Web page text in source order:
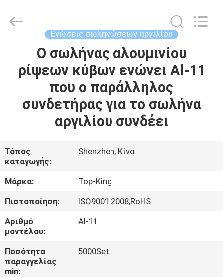
ΠΡΟΪΌΝΤΑ
ΣΧΕΤΙΚΆ
ΕΜΆΣ
ΕΠΙΣΚΈΨΕΙΣ
ΣΤΟ
ΕΡΓΟΣΤΆΣΙΟ
ΈΛΕΓΧΟΣ
ΠΟΙΌΤΗΤΑΣ
Ενώσεις σωληνώσεων αργιλίου
Ο σωλήνας αλουμινίου
ρίψεων κύβων ενώνει Al-11
που ο παράλληλος
συνδετήρας για το σωλήνα
αργιλίου συνδέει
Τόπος
καταγωγής:
Shenzhen, Κίνα
Μάρκα:
Top-King
Πιστοποίηση:
ISO9001:2008;RoHS
Αριθμό
μοντέλου:
Al-11
Ποσότητα
παραγγελίας
min:
5000Set